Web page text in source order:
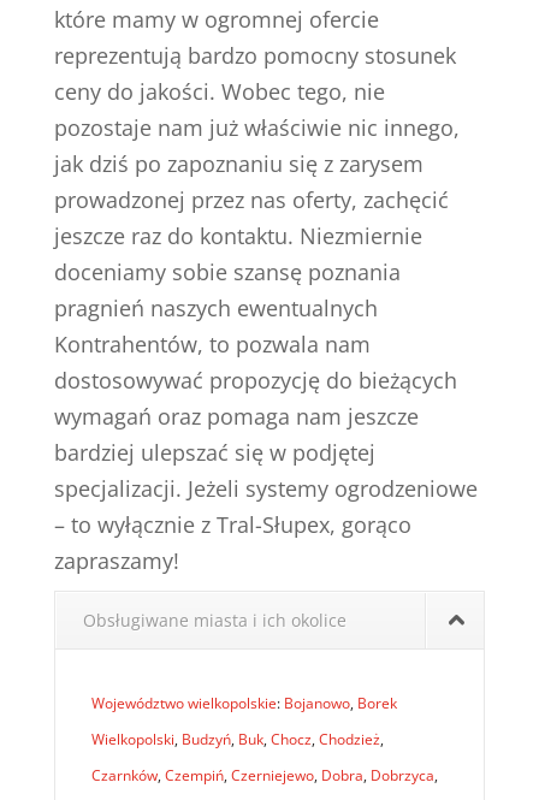
które mamy w ogromnej ofercie
reprezentują bardzo pomocny stosunek
ceny do jakości. Wobec tego, nie
pozostaje nam już właściwie nic innego,
jak dziś po zapoznaniu się z zarysem
prowadzonej przez nas oferty, zachęcić
jeszcze raz do kontaktu. Niezmiernie
doceniamy sobie szansę poznania
pragnień naszych ewentualnych
Kontrahentów, to pozwala nam
dostosowywać propozycję do bieżących
wymagań oraz pomaga nam jeszcze
bardziej ulepszać się w podjętej
specjalizacji. Jeżeli systemy ogrodzeniowe
– to wyłącznie z Tral-Słupex, gorąco
zapraszamy!
Obsługiwane miasta i ich okolice
Województwo wielkopolskie: Bojanowo, Borek
Wielkopolski, Budzyń, Buk, Chocz, Chodzież,
Czarnków, Czempiń, Czerniejewo, Dobra, Dobrzyca,